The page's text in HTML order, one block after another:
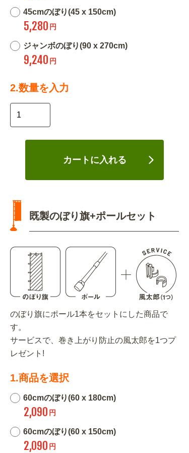
45cmのぼり(45 x 150cm)
5,280 円
ジャンボのぼり(90 x 270cm)
9,240 円
2.数量を入力
カートに入れる
既製のぼり旗+ポールセット
のぼり旗にポール1本をセットにした商品で
す。
サービスで、巻き上がり防止の風太郎を1つプ
レゼント!
1.商品を選択
60cmのぼり(60 x 180cm)
2,090 円
60cmのぼり(60 x 150cm)
2,090 円